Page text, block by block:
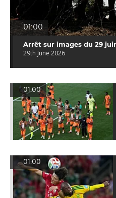
01:00
Arrêt sur images du 29
29th June 2026
01:00
01:00